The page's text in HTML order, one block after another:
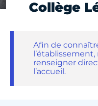
Collège
Afin de
renseigner
l’accueil.